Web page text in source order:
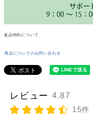
返品特約について
商品についてのお問い合わせ
レビュー
4.87
15件